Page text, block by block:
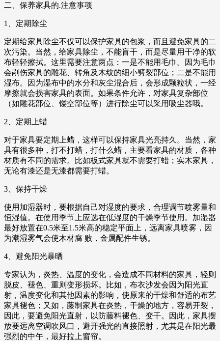
二、保养家具的.注意事项
1、定期除尘
定期给家具除尘不仅可以保护家具的包浆，而且避免家具的二
次污染。当然，给家具除尘，不能盲干，而是尽量用干净的软
布轻轻擦拭。这里需要注意两点：一是不能用毛巾。因为毛巾
会剐伤家具的雕花、转角及木纹的细小劈裂部位；二是不能用
湿布。因为湿布中的水分和灰尘混合后，会形成颗粒状，一经
摩擦就会损害家具的表面。如果条件允许，对家具复杂部位
（如雕花部位、镂空部位等）进行除尘可以采用吸尘器哦。
2、定期上蜡
对于家具要定期上蜡，这样可以保持家具光亮持久。当然，家
具有很多种，打不打蜡，打什么蜡，主要看家具的材质，各种
材质有不同的需求。比如板式家具就不需要打蜡；实木家具，
无论有漆还是无漆都需要打蜡。
3、保持干燥
使用加湿器时，要根据自己对湿度的要求，合理调节喷雾量和
恒湿值。在使用季节上应选在低湿度的干燥季节使用。加湿器
最好放置在0.5米至1.5米高的稳定平面上，远离家具喷雾，因
为潮湿雾气会使木材腐 败，金属配件生锈。
4、避免阳光暴晒
专家认为，炎热、温度的变化，会造成不同材料的家具，轻则
脱皮、褪色、重则变形损坏。比如，布衣沙发会因为阳光直
射，温度变化和其他因素的影响，使原来的干燥和舒适的布艺
家具褪色；又如，藤制家具在炎热，干燥的地方，容易开裂，
因此，要避免阳光直射，以防藤料褪色、变干。因此，家具摆
放要远离空调吹风口，避开强光的直接照射，尤其是在阳光最
强烈的中午，最好拉上窗帘。